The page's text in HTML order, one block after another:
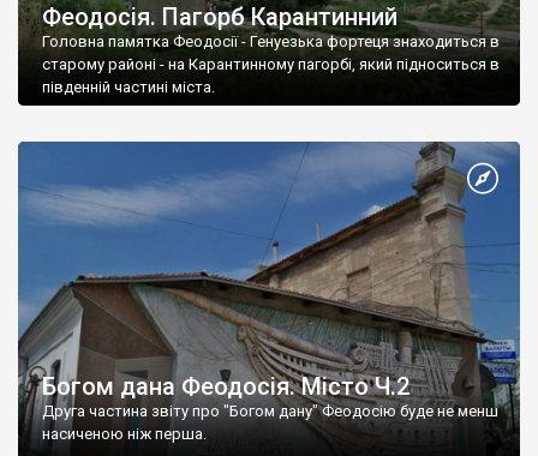
Феодосія. Пагорб Карантинний
Головна памятка Феодосії - Генуезька фортеця знаходиться в
старому районі - на Карантинному пагорбі, який підноситься в
південній частині міста.
Богом дана Феодосія. Місто Ч.2
Друга частина звіту про "Богом дану" Феодосію буде не менш
насиченою ніж перша.